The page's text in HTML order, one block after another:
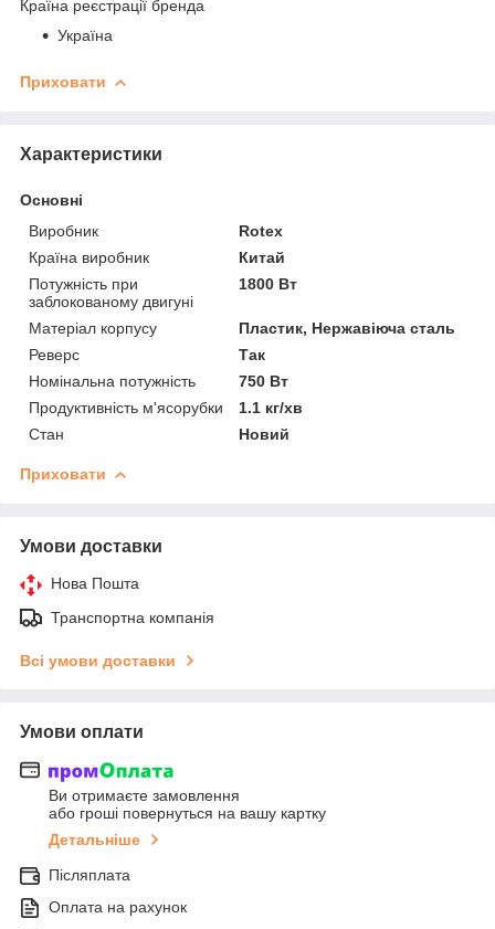
Країна реєстрації бренда
Україна
Приховати
Характеристики
Основні
Виробник
Rotex
Країна виробник
Китай
Потужність при
заблокованому двигуні
1800 Вт
Матеріал корпусу
Пластик, Нержавіюча сталь
Реверс
Так
Номінальна потужність
750 Вт
Продуктивність м'ясорубки
1.1 кг/хв
Стан
Новий
Приховати
Умови доставки
Нова Пошта
Транспортна компанія
Всі умови доставки
Умови оплати
Ви отримаєте замовлення
або гроші повернуться на вашу картку
Детальніше
Післяплата
Оплата на рахунок